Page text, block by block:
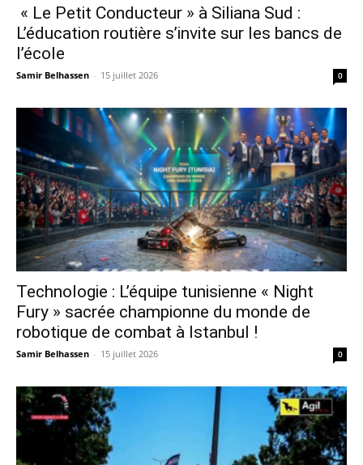
« Le Petit Conducteur » à Siliana Sud :
L’éducation routière s’invite sur les bancs de
l’école
Samir Belhassen - 15 juillet 2026 0
Technologie : L’équipe tunisienne « Night
Fury » sacrée championne du monde de
robotique de combat à Istanbul !
Samir Belhassen - 15 juillet 2026 0